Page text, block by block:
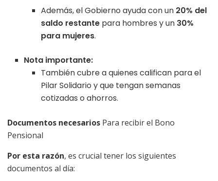
Además, el Gobierno ayuda con un 20% del
saldo restantepara hombres y un 30%
para mujeres.
Nota importante:
También cubre a quienes califican para el
Pilar Solidario y que tengan semanas
cotizadas o ahorros.
Documentos necesarios Para recibir el Bono
Pensional
Por esta razón, es crucial tener los siguientes
documentos al día: